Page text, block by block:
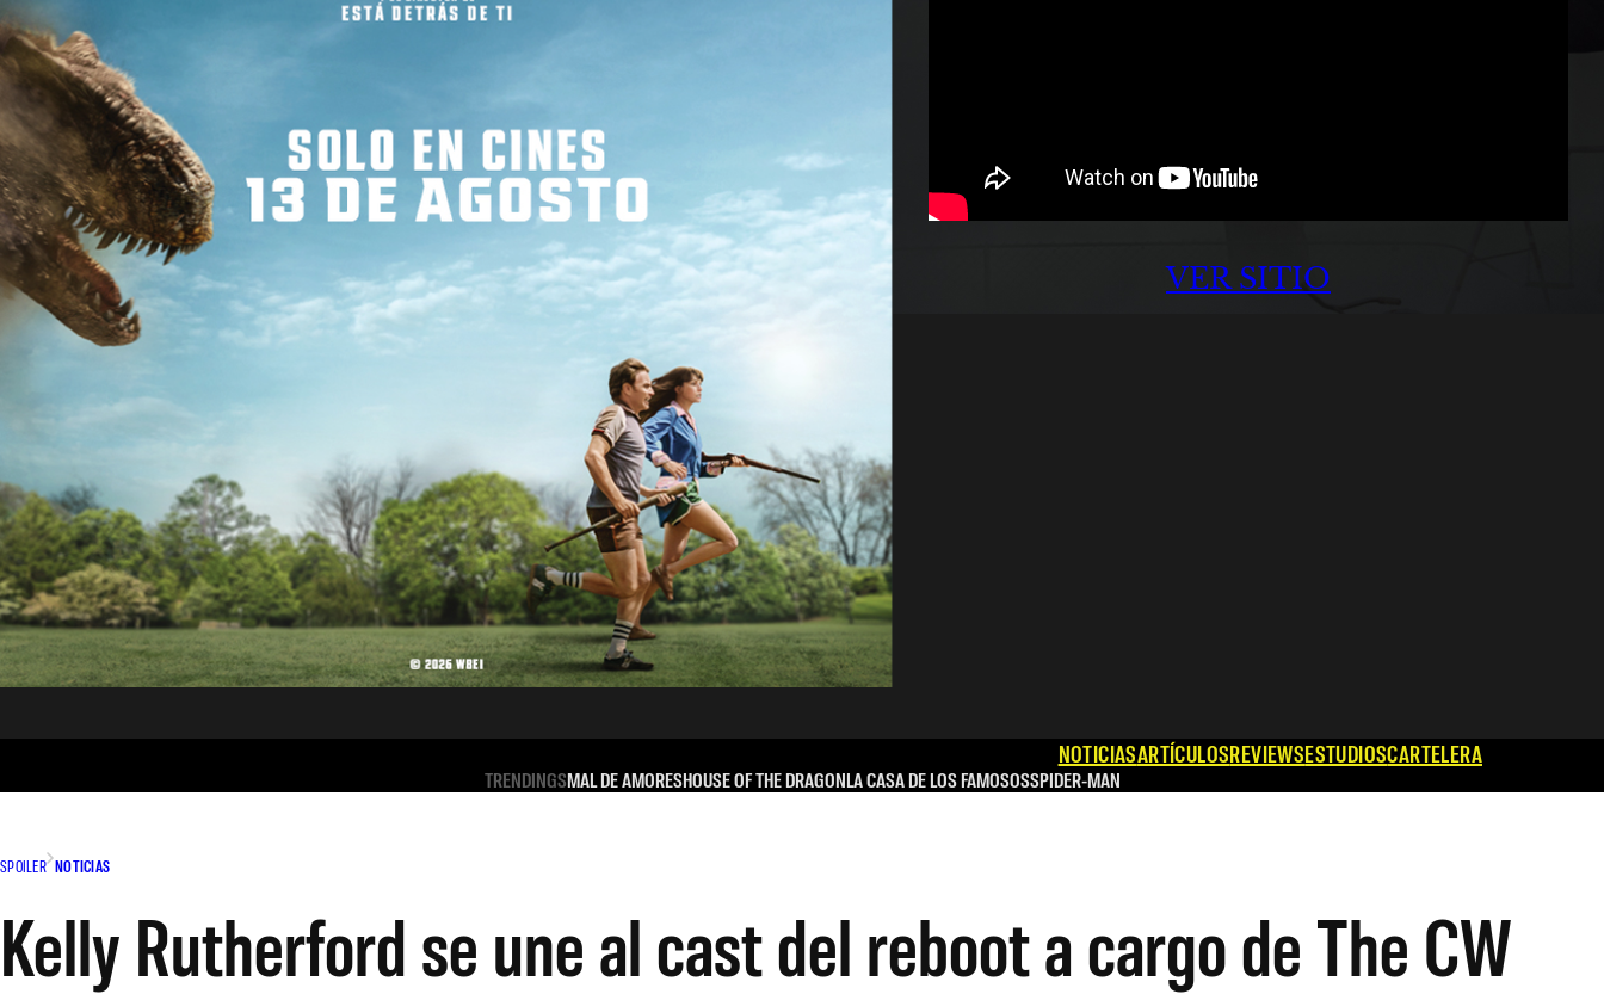
VER SITIO
NOTICIASARTÍCULOSREVIEWSESTUDIOSCARTELERA
TRENDINGSMAL DE AMORESHOUSE OF THE DRAGONLA CASA DE LOS FAMOSOSSPIDER-MAN
SPOILER NOTICIAS
Kelly Rutherford se une al cast del reboot a cargo de The CW